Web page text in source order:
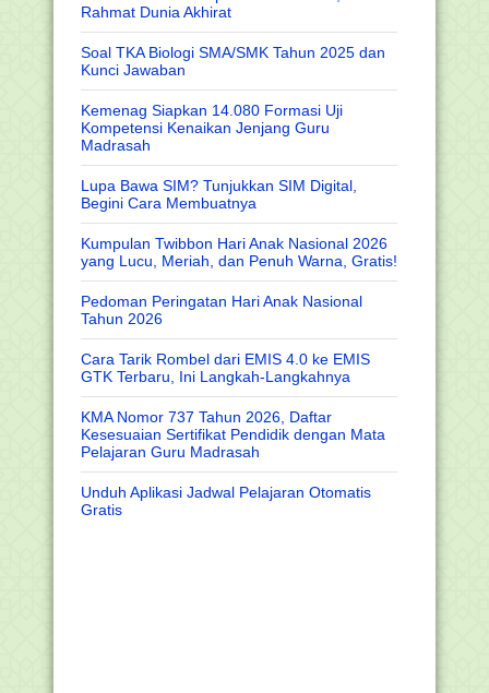
Rahmat Dunia Akhirat
Soal TKA Biologi SMA/SMK Tahun 2025 dan
Kunci Jawaban
Kemenag Siapkan 14.080 Formasi Uji
Kompetensi Kenaikan Jenjang Guru
Madrasah
Lupa Bawa SIM? Tunjukkan SIM Digital,
Begini Cara Membuatnya
Kumpulan Twibbon Hari Anak Nasional 2026
yang Lucu, Meriah, dan Penuh Warna, Gratis!
Pedoman Peringatan Hari Anak Nasional
Tahun 2026
Cara Tarik Rombel dari EMIS 4.0 ke EMIS
GTK Terbaru, Ini Langkah-Langkahnya
KMA Nomor 737 Tahun 2026, Daftar
Kesesuaian Sertifikat Pendidik dengan Mata
Pelajaran Guru Madrasah
Unduh Aplikasi Jadwal Pelajaran Otomatis
Gratis